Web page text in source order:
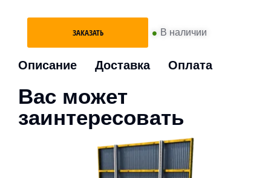
ЗАКАЗАТЬ • В наличии
Описание Доставка Оплата
Вас может
заинтересовать